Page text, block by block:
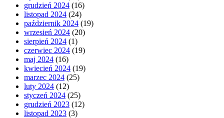
grudzień 2024 (16)
listopad 2024 (24)
październik 2024 (19)
wrzesień 2024 (20)
sierpień 2024 (1)
czerwiec 2024 (19)
maj 2024 (16)
kwiecień 2024 (19)
marzec 2024 (25)
luty 2024 (12)
styczeń 2024 (25)
grudzień 2023 (12)
listopad 2023 (3)